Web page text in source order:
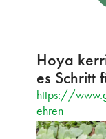
Hoya
es Schritt
https://
ehren